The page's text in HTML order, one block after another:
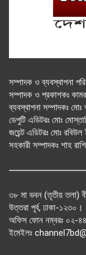
সম্পাদক ও ব্যবস্থাপনা
সম্পাদক ও প্রকাশকঃ
ব্যবস্থাপনা সম্পাদকঃ
ডেপুটি এডিটরঃ মোঃ
জয়েন্ট এডিটরঃ মোঃ
সহকারী সম্পাদকঃ শাহ
৩৮ মা ভবন (তৃতীয় তলা)
উত্তরা পূর্ব, ঢাকা-১২৩০।
অফিস ফোন নম্বরঃ ০২-
ইমেইলঃ